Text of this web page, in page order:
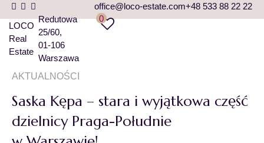
LOCO
Real
Estate
Redutowa
25/60
01-106
Warszawa
office@loco-estate.com+48 533 88 22 22
0
AKTUALNOŚCI
Saska Kępa – stara i wyjątkowa część
dzielnicy Praga-Południe